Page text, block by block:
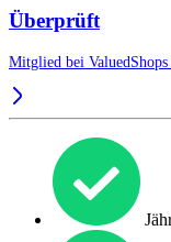
Überprüft
Mitglied bei ValuedShops